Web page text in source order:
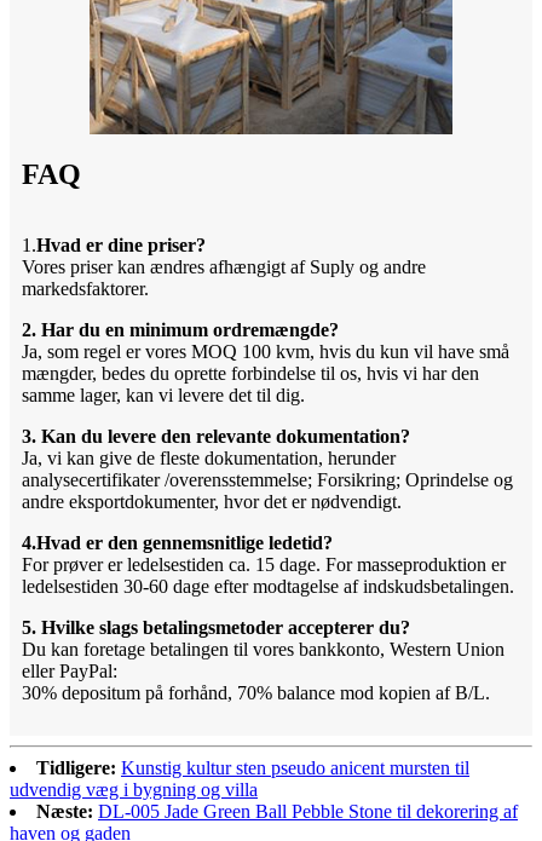
FAQ
1.Hvad er dine priser?
Vores priser kan ændres afhængigt af Suply og andre
markedsfaktorer.
2. Har du en minimum ordremængde?
Ja, som regel er vores MOQ 100 kvm, hvis du kun vil have små
mængder, bedes du oprette forbindelse til os, hvis vi har den
samme lager, kan vi levere det til dig.
3. Kan du levere den relevante dokumentation?
Ja, vi kan give de fleste dokumentation, herunder
analysecertifikater /overensstemmelse; Forsikring; Oprindelse og
andre eksportdokumenter, hvor det er nødvendigt.
4.Hvad er den gennemsnitlige ledetid?
For prøver er ledelsestiden ca. 15 dage. For masseproduktion er
ledelsestiden 30-60 dage efter modtagelse af indskudsbetalingen.
5. Hvilke slags betalingsmetoder accepterer du?
Du kan foretage betalingen til vores bankkonto, Western Union
eller PayPal:
30% depositum på forhånd, 70% balance mod kopien af ​​B/L.
Tidligere: Kunstig kultur sten pseudo anicent mursten til
udvendig væg i bygning og villa
Næste: DL-005 Jade Green Ball Pebble Stone til dekorering af
haven og gaden